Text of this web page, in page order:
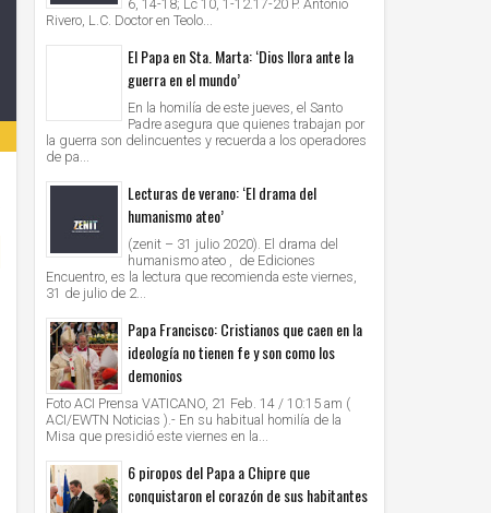
6, 14-18; Lc 10, 1-12.17-20 P. Antonio
Rivero, L.C. Doctor en Teolo...
El Papa en Sta. Marta: ‘Dios llora ante la
guerra en el mundo’
En la homilía de este jueves, el Santo
Padre asegura que quienes trabajan por
la guerra son delincuentes y recuerda a los operadores
de pa...
Lecturas de verano: ‘El drama del
humanismo ateo’
(zenit – 31 julio 2020). El drama del
humanismo ateo , de Ediciones
Encuentro, es la lectura que recomienda este viernes,
31 de julio de 2...
Papa Francisco: Cristianos que caen en la
ideología no tienen fe y son como los
demonios
Foto ACI Prensa VATICANO, 21 Feb. 14 / 10:15 am (
ACI/EWTN Noticias ).- En su habitual homilía de la
Misa que presidió este viernes en la...
6 piropos del Papa a Chipre que
conquistaron el corazón de sus habitantes